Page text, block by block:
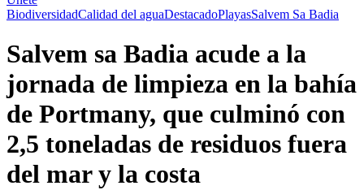
BiodiversidadCalidad del aguaDestacadoPlayasSalvem Sa Badia
Salvem sa Badia acude a la
jornada de limpieza en la bahía
de Portmany, que culminó con
2,5 toneladas de residuos fuera
del mar y la costa